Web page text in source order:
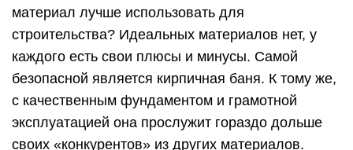
материал лучше использовать для
строительства? Идеальных материалов нет, у
каждого есть свои плюсы и минусы. Самой
безопасной является кирпичная баня. К тому же,
с качественным фундаментом и грамотной
эксплуатацией она прослужит гораздо дольше
своих «конкурентов» из других материалов.